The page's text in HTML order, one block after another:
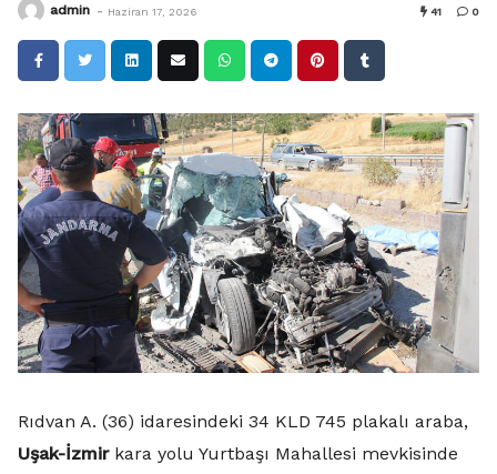
admin - Haziran 17, 2026 41 0
Rıdvan A. (36) idaresindeki 34 KLD 745 plakalı araba,
Uşak-İzmirkara yolu Yurtbaşı Mahallesi mevkisinde